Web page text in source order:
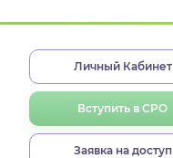
Личный Кабинет
Вступить в СРО
Заявка на доступ